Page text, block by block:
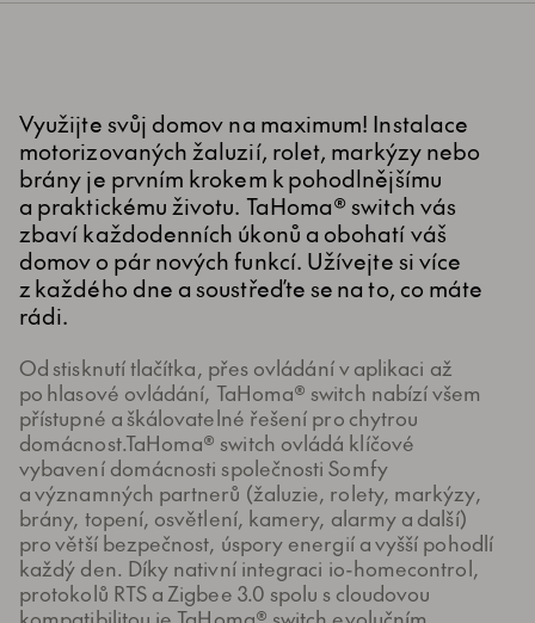
Využijte svůj domov na maximum! Instalace
motorizovaných žaluzií, rolet, markýzy nebo
brány je prvním krokem k pohodlnějšímu
a praktickému životu. TaHoma® switch vás
zbaví každodenních úkonů a obohatí váš
domov o pár nových funkcí. Užívejte si více
z každého dne a soustřeďte se na to, co máte
rádi.
Od stisknutí tlačítka, přes ovládání v aplikaci až
po hlasové ovládání, TaHoma® switch nabízí všem
přístupné a škálovatelné řešení pro chytrou
domácnost.TaHoma® switch ovládá klíčové
vybavení domácnosti společnosti Somfy
a významných partnerů (žaluzie, rolety, markýzy,
brány, topení, osvětlení, kamery, alarmy a další)
pro větší bezpečnost, úspory energií a vyšší pohodlí
každý den. Díky nativní integraci io-homecontrol,
protokolů RTS a Zigbee 3.0 spolu s cloudovou